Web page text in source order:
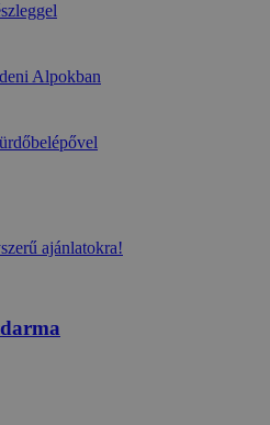
Alpokban
ajánlatokra!